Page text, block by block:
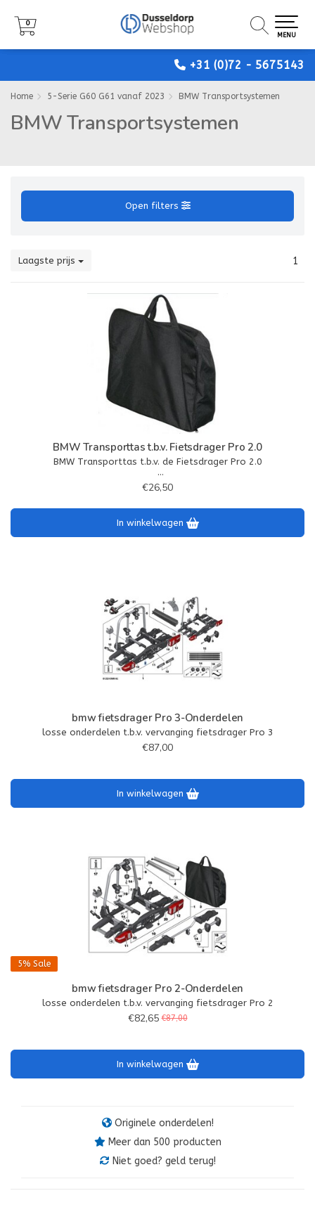
+31 (0)72 - 5675143
0
MENU
0
MENU
0
MENU
Home 5-Serie G60 G61 vanaf 2023 BMW Transportsystemen
BMW Transportsystemen
Open filters
Laagste prijs 1
BMW Transporttas t.b.v. Fietsdrager Pro 2.0
BMW Transporttas t.b.v. de Fietsdrager Pro 2.0
Let op , deze tas is niet geschikt voor het model Pro 3.0
€26,50
In winkelwagen
bmw fietsdrager Pro 3-Onderdelen
losse onderdelen t.b.v. vervanging fietsdrager Pro 3
€87,00
In winkelwagen
5% Sale
bmw fietsdrager Pro 2-Onderdelen
losse onderdelen t.b.v. vervanging fietsdrager Pro 2
€82,65 €87,00
In winkelwagen
Originele onderdelen!
Meer dan 500 producten
Niet goed? geld terug!